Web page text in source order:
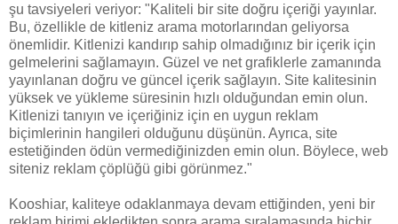
şu tavsiyeleri veriyor: "Kaliteli bir site doğru içeriği yayınlar.
Bu, özellikle de kitleniz arama motorlarından geliyorsa
önemlidir. Kitlenizi kandırıp sahip olmadığınız bir içerik için
gelmelerini sağlamayın. Güzel ve net grafiklerle zamanında
yayınlanan doğru ve güncel içerik sağlayın. Site kalitesinin
yüksek ve yükleme süresinin hızlı olduğundan emin olun.
Kitlenizi tanıyın ve içeriğiniz için en uygun reklam
biçimlerinin hangileri olduğunu düşünün. Ayrıca, site
estetiğinden ödün vermediğinizden emin olun. Böylece, web
siteniz reklam çöplüğü gibi görünmez."
Kooshiar, kaliteye odaklanmaya devam ettiğinden, yeni bir